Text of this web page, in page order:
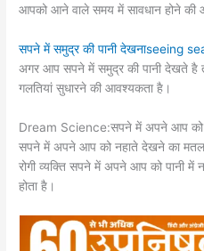
आपको आने वाले समय में सावधान होने की
सपने में समुद्र की पानी देखनाseeing
अगर आप सपने में समुद्र की पानी देखते
गलतियां सुधारने की आवश्यकता है।
Dream Science:सपने में अपने आप को
सपने में अपने आप को नहाते देखने का
रोगी व्यक्ति सपने में अपने आप को पानी में
होता है।